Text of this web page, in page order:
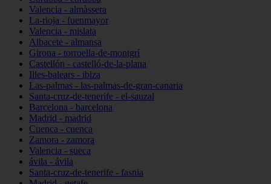
Valencia - almàssera
La-rioja - fuenmayor
Valencia - mislata
Albacete - almansa
Girona - torroella-de-montgrí
Castellón - castelló-de-la-plana
Illes-balears - ibiza
Las-palmas - las-palmas-de-gran-canaria
Santa-cruz-de-tenerife - el-sauzal
Barcelona - barcelona
Madrid - madrid
Cuenca - cuenca
Zamora - zamora
Valencia - sueca
ávila - ávila
Santa-cruz-de-tenerife - fasnia